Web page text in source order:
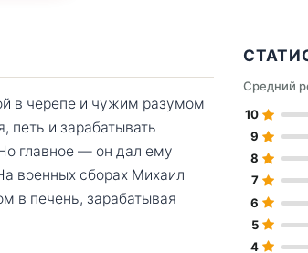
в черепе и чужим разумом
петь и зарабатывать
главное — он дал ему
военных сборах Михаил
в печень, зарабатывая
Средний
10
9
8
7
6
5
4